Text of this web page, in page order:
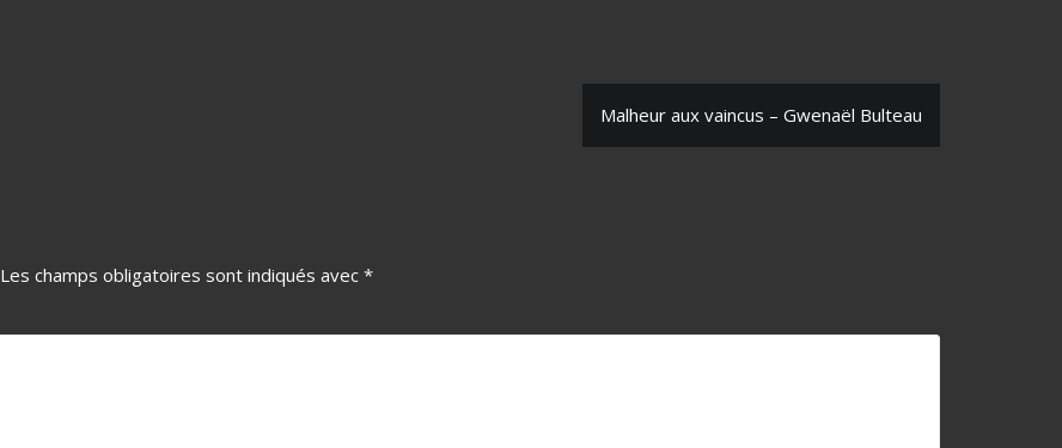
Malheur aux vaincus – Gwenaël Bulteau
Les champs obligatoires sont indiqués avec *